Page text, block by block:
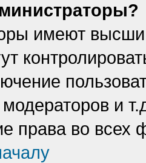
имеют
модераторов и
права во всех